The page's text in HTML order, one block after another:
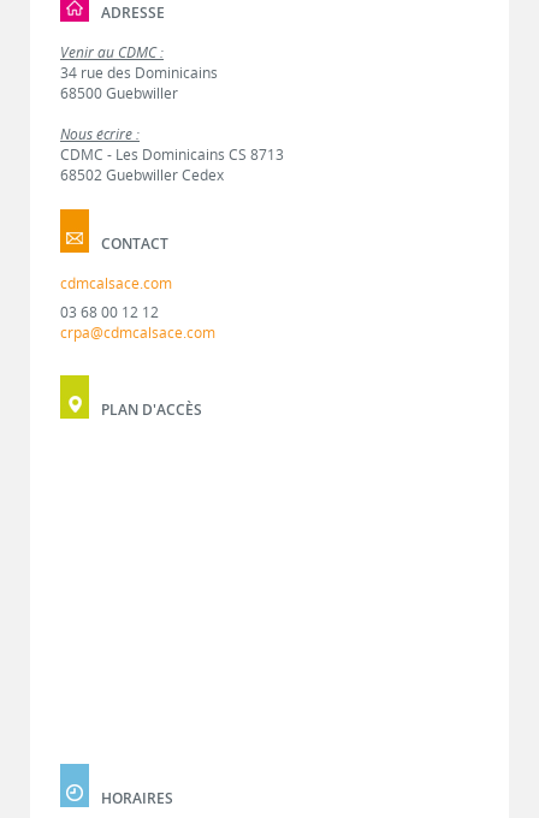
ADRESSE
Venir au CDMC :
34 rue des Dominicains
68500 Guebwiller
Nous écrire :
CDMC - Les Dominicains CS 8713
68502 Guebwiller Cedex
CONTACT
cdmcalsace.com
03 68 00 12 12
crpa@cdmcalsace.com
PLAN D'ACCÈS
HORAIRES